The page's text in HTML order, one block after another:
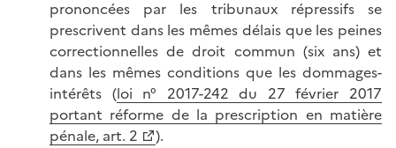
prononcées par les tribunaux répressifs se
prescrivent dans les mêmes délais que les peines
correctionnelles de droit commun (six ans) et
dans les mêmes conditions que les dommages-
intérêts (loi n° 2017-242 du 27 février 2017
portant réforme de la prescription en matière
pénale, art. 2
).